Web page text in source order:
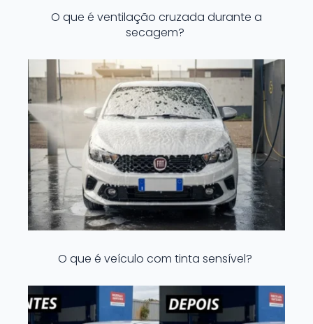
O que é ventilação cruzada durante a
secagem?
O que é veículo com tinta sensível?